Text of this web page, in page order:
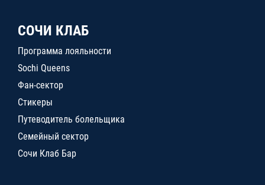
СОЧИ КЛАБ
Программа лояльности
Sochi Queens
Фан-сектор
Стикеры
Путеводитель болельщика
Семейный сектор
Сочи Клаб Бар